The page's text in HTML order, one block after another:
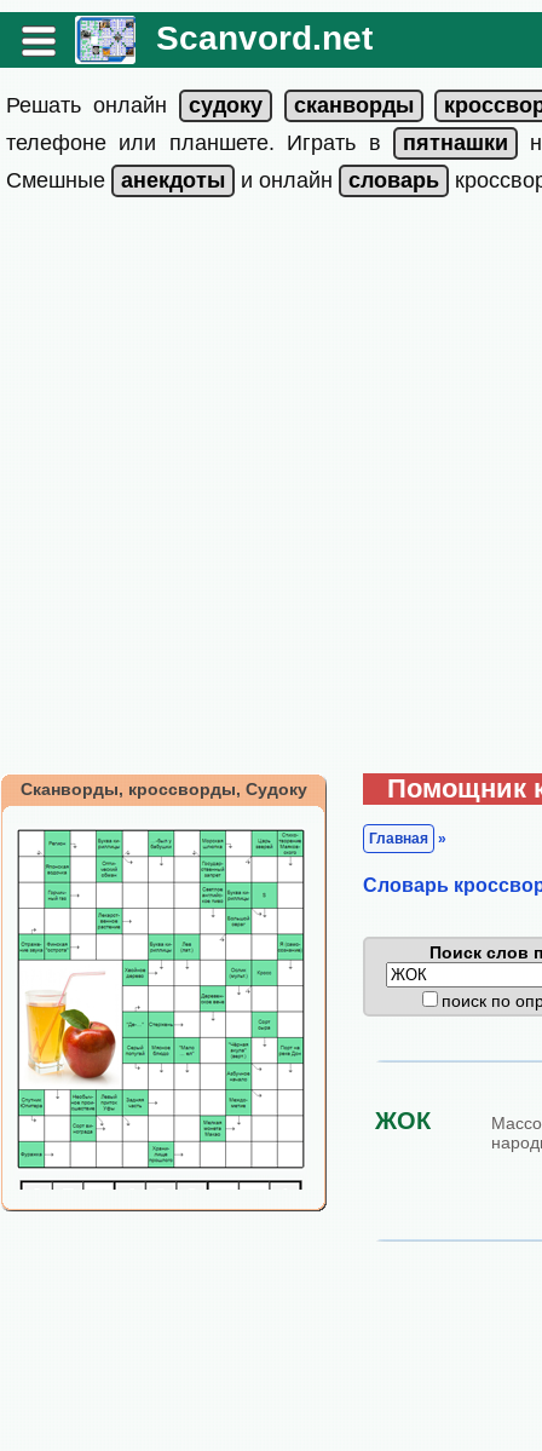
Scanvord.net
Решать онлайн
телефоне или планшете. Играть в
Смешные
и онлайн
Сканворды, кроссворды, Судоку Помощник
Главная »
Cловарь
Поиск слов
поиск по
ЖОК